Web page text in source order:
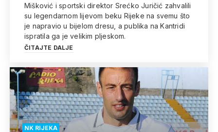
Mišković i sportski direktor Srećko Juričić zahvalili
su legendarnom lijevom beku Rijeke na svemu što
je napravio u bijelom dresu, a publika na Kantridi
ispratila ga je velikim pljeskom.
ČITAJTE DALJE
NK RIJEKA